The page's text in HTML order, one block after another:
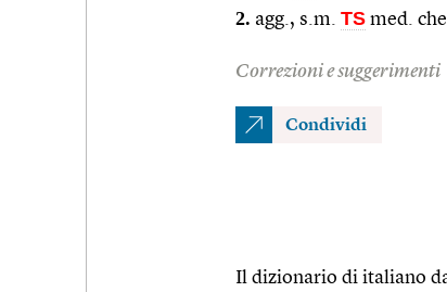
2. agg., s.m. TS med.
Correzioni e suggerimenti
Condividi
Il dizionario di italiano